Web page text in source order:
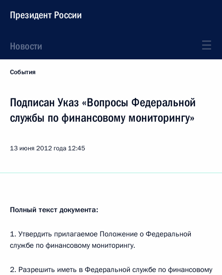
Президент России
Новости
События
Подписан Указ «Вопросы Федеральной
службы по финансовому мониторингу»
13 июня 2012 года 12:45
Полный текст документа:
1. Утвердить прилагаемое Положение о Федеральной
службе по финансовому мониторингу.
2. Разрешить иметь в Федеральной службе по финансовому